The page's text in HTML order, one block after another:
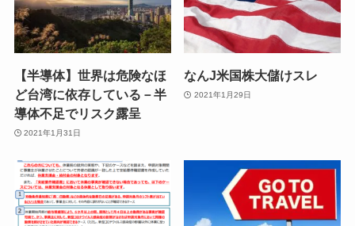
【半導体】世界は危険なほ
ど台湾に依存している－半
導体不足でリスク露呈
2021年1月31日
なんJ米国株大儲けスレ
2021年1月29日